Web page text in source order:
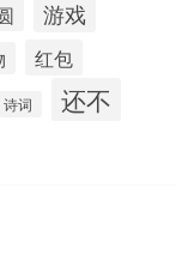
游戏
红包
诗词 还不